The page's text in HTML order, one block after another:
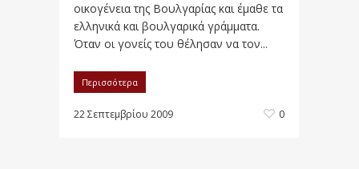
οικογένεια της Βουλγαρίας και έμαθε τα
ελληνικά και βουλγαρικά γράμματα.
Όταν οι γονείς του θέλησαν να τον...
Περισσότερα
22 Σεπτεμβρίου 2009 0